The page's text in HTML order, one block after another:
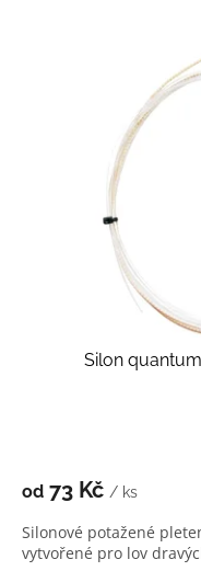
Silon
od 73 Kč / ks
Silonové potažené
vytvořené pro lov